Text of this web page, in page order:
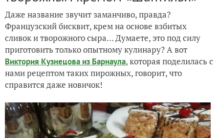
Даже название звучит заманчиво, правда?
Французский бисквит, крем на основе взбитых
сливок и творожного сыра… Думаете, это под силу
приготовить только опытному кулинару? А вот
Виктория Кузнецова из Барнаула, которая поделилась с
нами рецептом таких пирожных, говорит, что
справится даже новичок!